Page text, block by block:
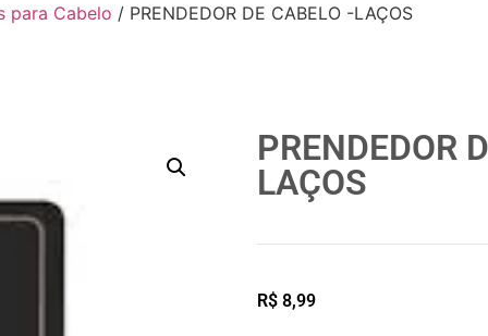
para Cabelo / PRENDEDOR DE CABELO -LAÇOS
PRENDEDOR
LAÇOS
R$ 8,99